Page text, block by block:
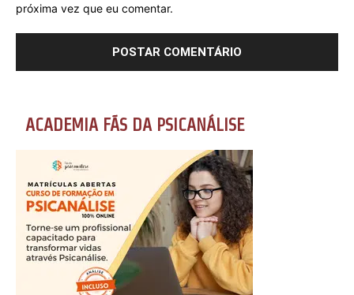
próxima vez que eu comentar.
ACADEMIA FÃS DA PSICANÁLISE